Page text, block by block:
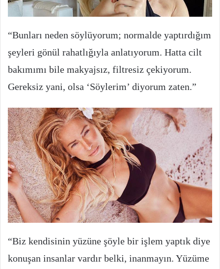
“Bunları neden söylüyorum; normalde yaptırdığım
şeyleri gönül rahatlığıyla anlatıyorum. Hatta cilt
bakımımı bile makyajsız, filtresiz çekiyorum.
Gereksiz yani, olsa ‘Söylerim’ diyorum zaten.”
“Biz kendisinin yüzüne şöyle bir işlem yaptık diye
konuşan insanlar vardır belki, inanmayın. Yüzüme